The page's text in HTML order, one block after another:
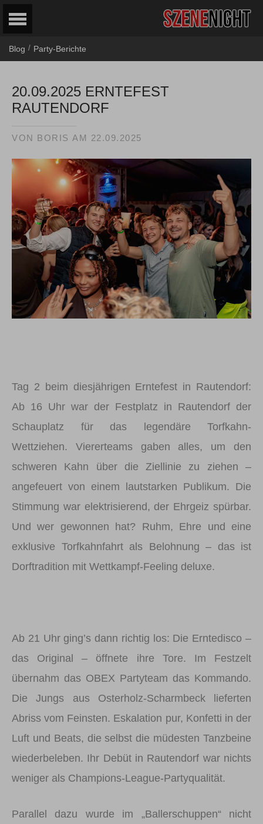
Blog / Party-Berichte
20.09.2025 ERNTEFEST
RAUTENDORF
VON BORIS AM 22.09.2025
Tag 2 beim diesjährigen Erntefest in Rautendorf:
Ab 16 Uhr war der Festplatz in Rautendorf der
Schauplatz für das legendäre Torfkahn-
Wettziehen. Viererteams gaben alles, um den
schweren Kahn über die Ziellinie zu ziehen –
angefeuert von einem lautstarken Publikum. Die
Stimmung war elektrisierend, der Ehrgeiz spürbar.
Und wer gewonnen hat? Ruhm, Ehre und eine
exklusive Torfkahnfahrt als Belohnung – das ist
Dorftradition mit Wettkampf-Feeling deluxe.
Ab 21 Uhr ging’s dann richtig los: Die Erntedisco –
das Original – öffnete ihre Tore. Im Festzelt
übernahm das OBEX Partyteam das Kommando.
Die Jungs aus Osterholz-Scharmbeck lieferten
Abriss vom Feinsten. Eskalation pur, Konfetti in der
Luft und Beats, die selbst die müdesten Tanzbeine
wiederbeleben. Ihr Debüt in Rautendorf war nichts
weniger als Champions-League-Partyqualität.
Parallel dazu wurde im „Ballerschuppen“ nicht